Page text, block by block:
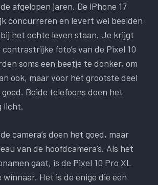
afgelopen jaren. De iPhone 17
concurreren en levert wel beelden
het echte leven staan. Je krijgt
foto’s van de Pixel 10
soms een beetje te donker, om
ook, maar voor het grootste deel
Beide telefoons doen het
licht.
camera’s doen het goed, maar
van de hoofdcamera’s. Als het
gaat, is de Pixel 10 Pro XL
winnaar. Het is de enige die een